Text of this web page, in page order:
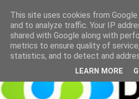
This site uses cookies from
and to analyze traffic. Your IP
shared with Google along with
metrics to ensure quality of
statistics, and to detect and
LEARN MORE